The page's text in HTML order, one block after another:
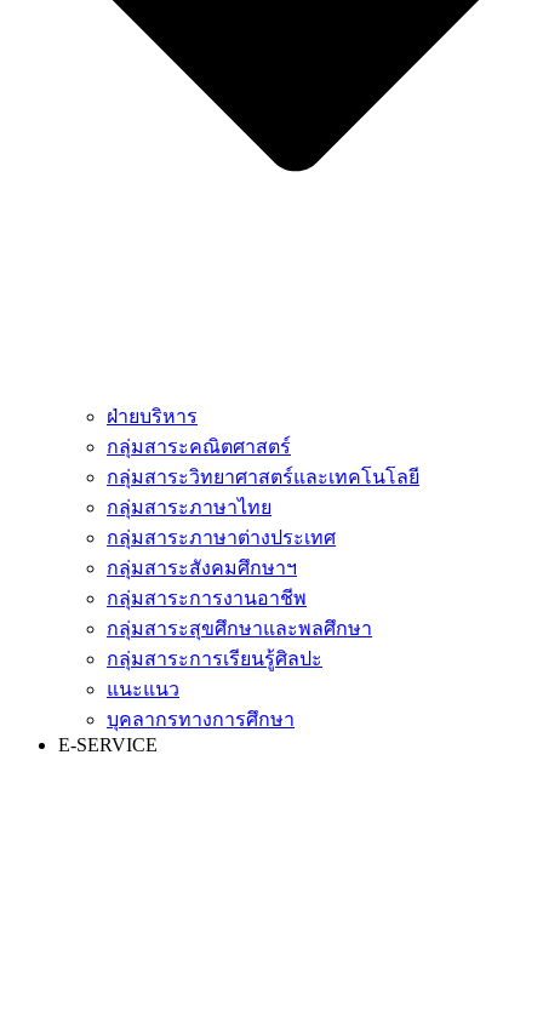
ฝ่ายบริหาร
กลุ่มสาระคณิตศาสตร์
กลุ่มสาระวิทยาศาสตร์และเทคโนโลยี
กลุ่มสาระภาษาไทย
กลุ่มสาระภาษาต่างประเทศ
กลุ่มสาระสังคมศึกษาฯ
กลุ่มสาระการงานอาชีพ
กลุ่มสาระสุขศึกษาและพลศึกษา
กลุ่มสาระการเรียนรู้ศิลปะ
แนะแนว
บุคลากรทางการศึกษา
E-SERVICE